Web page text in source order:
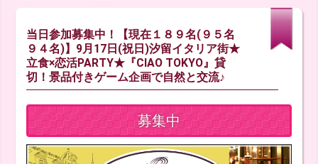
当日参加募集中！【現在１８９名(９５名
９４名)】9月17日(祝日)汐留イタリア街★
立食×恋活PARTY★『CIAO TOKYO』貸
切！景品付きゲーム企画で自然と交流♪
募集中